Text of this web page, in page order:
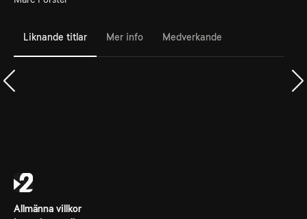
Liknande titlar Mer info Medverkande
Allmänna villkor